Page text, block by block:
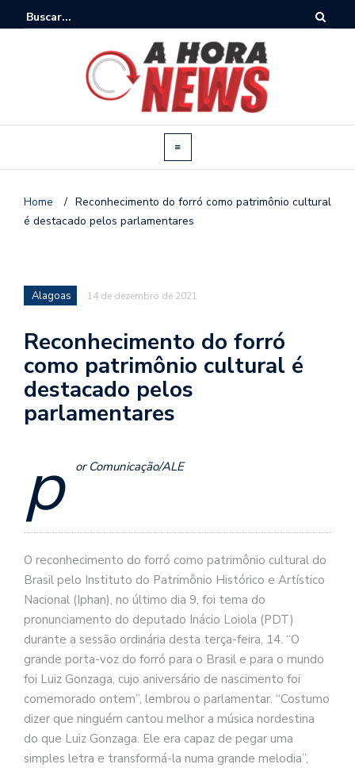
Home / Reconhecimento do forró como patrimônio cultural
é destacado pelos parlamentares
Alagoas 14 de dezembro de 2021
Reconhecimento do forró
como patrimônio cultural é
destacado pelos
parlamentares
p or Comunicação/ALE
O reconhecimento do forró como patrimônio cultural do
Brasil pelo Instituto do Patrimônio Histórico e Artístico
Nacional (Iphan), no último dia 9, foi tema do
pronunciamento do deputado Inácio Loiola (PDT)
durante a sessão ordinária desta terça-feira, 14. “O
grande porta-voz do forró para o Brasil e para o mundo
foi Luiz Gonzaga, cujo aniversário de nascimento foi
comemorado ontem”, lembrou o parlamentar. “Costumo
dizer que ninguém cantou melhor a música nordestina
do que Luiz Gonzaga. Ele era capaz de pegar uma
simples letra e transformá-la numa grande melodia”,